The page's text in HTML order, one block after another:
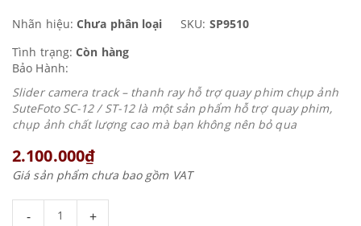
Nhãn hiệu: Chưa phân loại SKU: SP9510
Tình trạng: Còn hàng
Bảo Hành:
Slider camera track – thanh ray hỗ trợ quay phim chụp ảnh
SuteFoto SC-12 / ST-12 là một sản phẩm hỗ trợ quay phim,
chụp ảnh chất lượng cao mà bạn không nên bỏ qua
2.100.000₫
Giá sản phẩm chưa bao gồm VAT
- +